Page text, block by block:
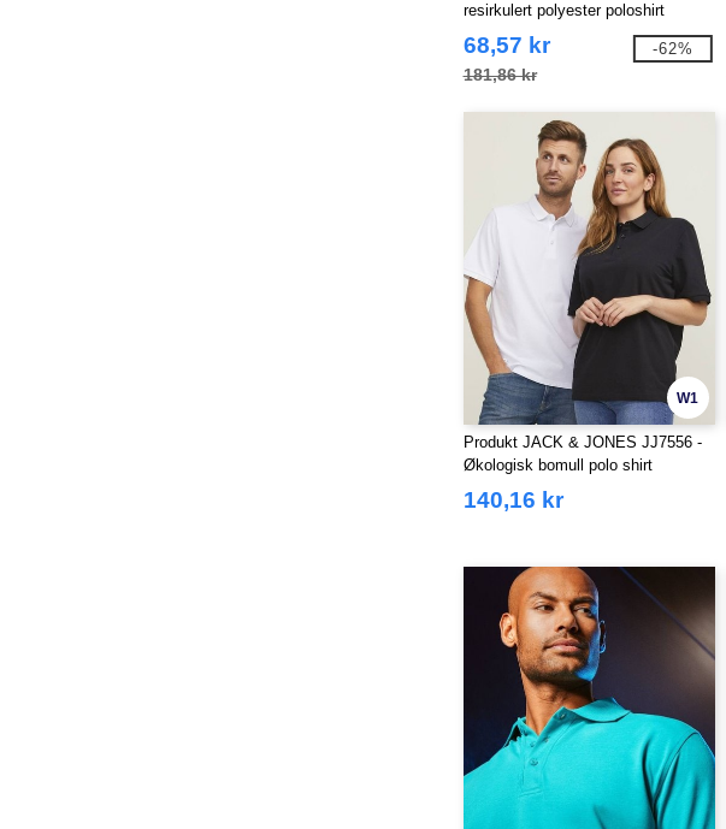
resirkulert polyester poloshirt
68,57 kr
181,86 kr
-62%
W1
Produkt JACK & JONES JJ7556 -
Økologisk bomull polo shirt
140,16 kr